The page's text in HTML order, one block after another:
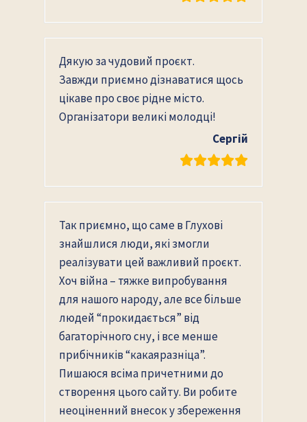
Дякую за чудовий проєкт.
Завжди приємно дізнаватися щось
цікаве про своє рідне місто.
Організатори великі молодці!
Сергій
Так приємно, що саме в Глухові
знайшлися люди, які змогли
реалізувати цей важливий проєкт.
Хоч війна – тяжке випробування
для нашого народу, але все більше
людей “прокидається” від
багаторічного сну, і все менше
прибічників “какаяразніца”.
Пишаюся всіма причетними до
створення цього сайту. Ви робите
неоціненний внесок у збереження